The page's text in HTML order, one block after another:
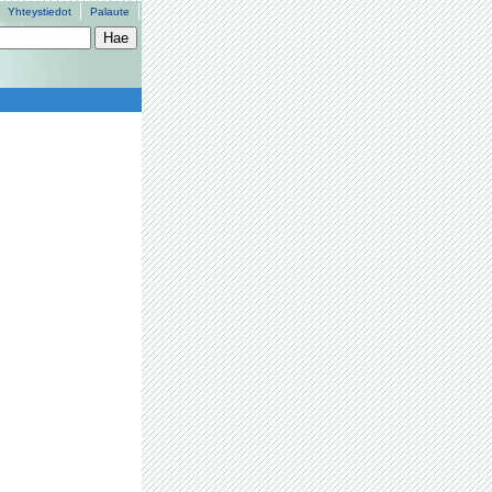
Yhteystiedot Palaute